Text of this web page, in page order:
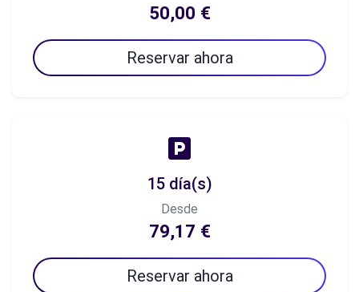
50,00 €
Reservar ahora
15 día(s)
Desde
79,17 €
Reservar ahora